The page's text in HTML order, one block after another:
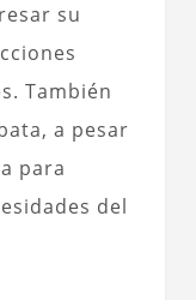
su
También
a pesar
para
del